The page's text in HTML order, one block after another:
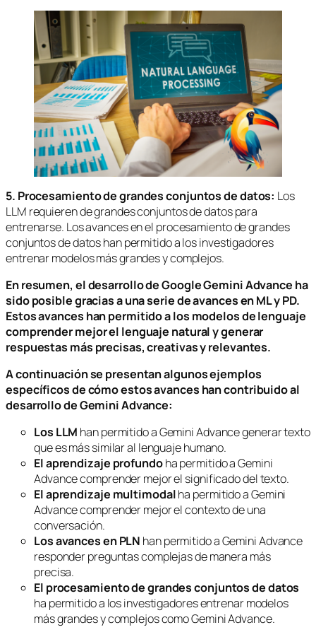
5. Procesamiento de grandes conjuntos de datos: Los
LLM requieren de grandes conjuntos de datos para
entrenarse. Los avances en el procesamiento de grandes
conjuntos de datos han permitido a los investigadores
entrenar modelos más grandes y complejos.
En resumen, el desarrollo de Google Gemini Advance ha
sido posible gracias a una serie de avances en ML y PD.
Estos avances han permitido a los modelos de lenguaje
comprender mejor el lenguaje natural y generar
respuestas más precisas, creativas y relevantes.
A continuación se presentan algunos ejemplos
específicos de cómo estos avances han contribuido al
desarrollo de Gemini Advance:
Los LLM han permitido a Gemini Advance generar texto
que es más similar al lenguaje humano.
El aprendizaje profundoha permitido a Gemini
Advance comprender mejor el significado del texto.
El aprendizaje multimodalha permitido a Gemini
Advance comprender mejor el contexto de una
conversación.
Los avances en PLN han permitido a Gemini Advance
responder preguntas complejas de manera más
precisa.
El procesamiento de grandes conjuntos de datos
ha permitido a los investigadores entrenar modelos
más grandes y complejos como Gemini Advance.